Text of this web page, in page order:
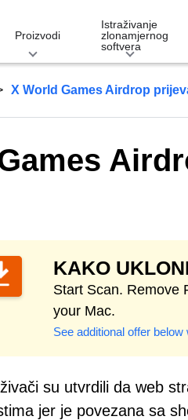
Proizvodi
Istraživanje
zlonamjernog
softvera
X World Games Airdrop
KAKO
Start Scan. Remove
your Mac.
See additional offer below
su utvrdili da web
jer je povezana sa